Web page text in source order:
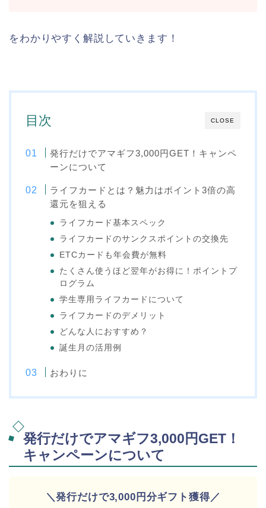
をわかりやすく解説していきます！
CLOSE
目次
発行だけでアマギフ3,000円GET！キャンペ
ーンについて
ライフカードとは？魅力はポイント3倍の高
還元を狙える
ライフカード基本スペック
ライフカードのサンクスポイントの交換先
ETCカードも年会費が無料
たくさん使うほど翌年がお得に！ポイントプ
ログラム
学生専用ライフカードについて
ライフカードのデメリット
どんな人におすすめ？
誕生月の活用例
おわりに
発行だけでアマギフ3,000円GET！
キャンペーンについて
＼発行だけで3,000円分ギフト獲得／